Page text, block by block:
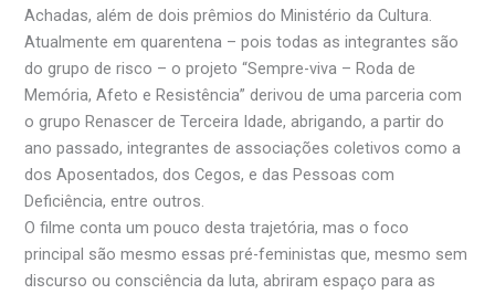
Achadas, além de dois prêmios do Ministério da Cultura.
Atualmente em quarentena – pois todas as integrantes são
do grupo de risco – o projeto “Sempre-viva – Roda de
Memória, Afeto e Resistência” derivou de uma parceria com
o grupo Renascer de Terceira Idade, abrigando, a partir do
ano passado, integrantes de associações coletivos como a
dos Aposentados, dos Cegos, e das Pessoas com
Deficiência, entre outros.
O filme conta um pouco desta trajetória, mas o foco
principal são mesmo essas pré-feministas que, mesmo sem
discurso ou consciência da luta, abriram espaço para as